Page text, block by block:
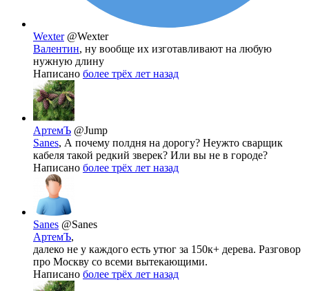
Wexter @Wexter
Валентин, ну вообще их изготавливают на любую
нужную длину
Написано более трёх лет назад
АртемЪ @Jump
Sanes, А почему полдня на дорогу? Неужто сварщик
кабеля такой редкий зверек? Или вы не в городе?
Написано более трёх лет назад
Sanes @Sanes
АртемЪ,
далеко не у каждого есть утюг за 150к+ дерева. Разговор
про Москву со всеми вытекающими.
Написано более трёх лет назад